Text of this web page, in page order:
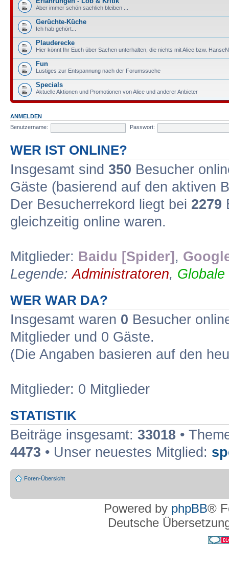
Aber immer schön sachlich bleiben ...
Gerüchte-Küche
Ich hab gehört...
Plauderecke
Hier könnt Ihr Euch über Sachen unterhalten, die nichts mit Alice bzw.
Fun
Lustiges zur Entspannung nach der Forumssuche
Specials
Aktuelle Aktionen und Promotionen von Alice und anderer Anbieter
ANMELDEN
Benutzername:
Passwort:
WER IST ONLINE?
Insgesamt sind 350 Besucher
Gäste (basierend auf den aktiven
Der Besucherrekord liegt bei 2279
gleichzeitig online waren.
Mitglieder: Baidu [Spider] ,
Legende:Administratoren,
WER WAR DA?
Insgesamt waren 0 Besucher
Mitglieder und 0 Gäste.
(Die Angaben basieren auf den
Mitglieder: 0 Mitglieder
STATISTIK
Beiträge insgesamt: 33018 •
4473 • Unser neuestes Mitglied:
Foren-Übersicht
Powered by phpBB®
Deutsche